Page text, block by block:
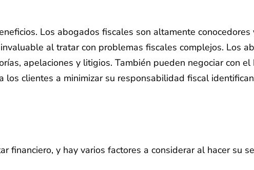
Los abogados fiscales son altamente
al tratar con problemas fiscales complejos. Los
apelaciones y litigios. También pueden negociar con el
clientes a minimizar su responsabilidad fiscal
y hay varios factores a considerar al hacer su